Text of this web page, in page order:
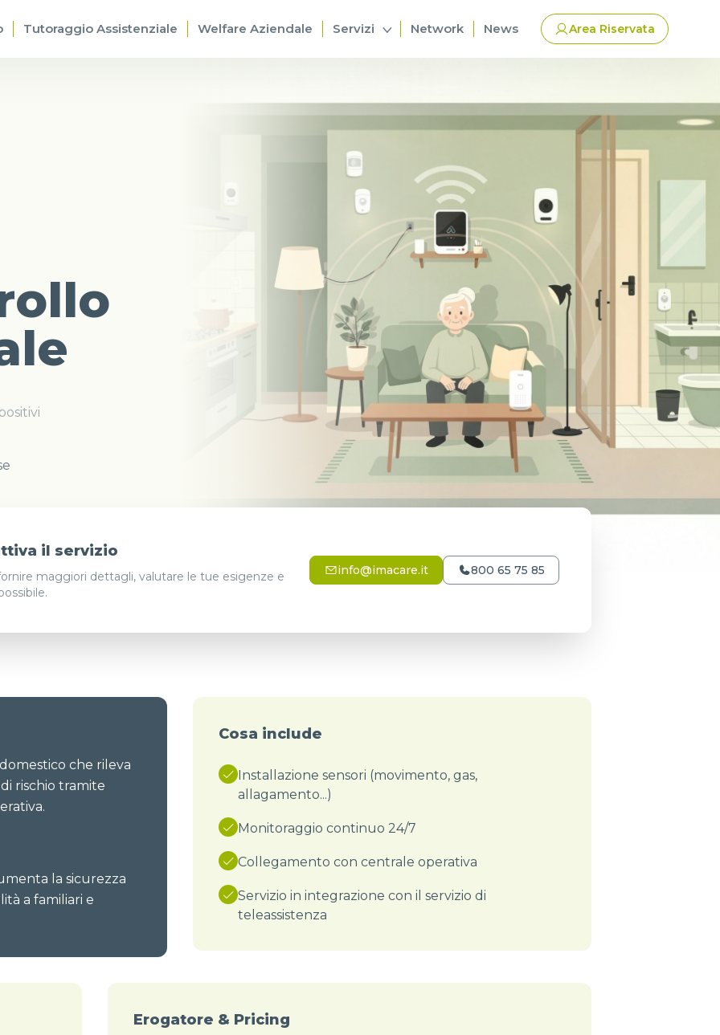
Tutoraggio Assistenziale Welfare Aziendale Servizi Network News Area Riservata
il servizio
maggiori dettagli, valutare le tue esigenze e
info@imacare.it 800 65 75 85
che rileva
rischio tramite
la sicurezza
a familiari e
Cosa include
Installazione sensori (movimento, gas,
allagamento...)
Monitoraggio continuo 24/7
Collegamento con centrale operativa
Servizio in integrazione con il servizio di
teleassistenza
Erogatore & Pricing